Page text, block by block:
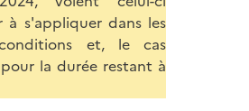
à s'appliquer dans les
et, le cas
la durée restant à